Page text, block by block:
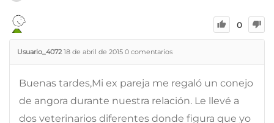
0
Usuario_4072 18 de abril de 2015 0 comentarios
Buenas tardes,Mi ex pareja me regaló un conejo
de angora durante nuestra relación. Le llevé a
dos veterinarios diferentes donde figura que yo